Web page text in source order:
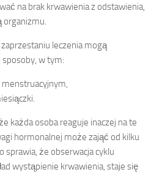
na brak krwawienia z odstawienia,
organizmu.
leczenia mogą
w tym:
każda osoba reaguje inaczej na te
hormonalnej może zająć od kilku
sprawia, że obserwacja cyklu
wystąpienie krwawienia, staje się